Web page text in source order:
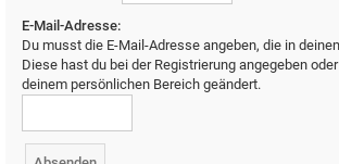
E-Mail-Adresse:
Du musst die E-Mail-Adresse angeben, die in
Diese hast du bei der Registrierung angegeben
deinem persönlichen Bereich geändert.